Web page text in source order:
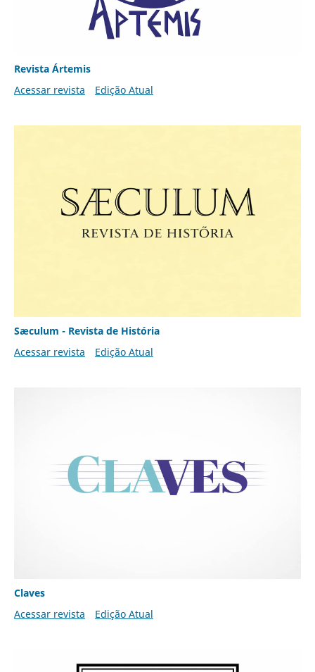
Revista Ártemis
Acessar revista
Edição Atual
Sæculum - Revista de História
Acessar revista
Edição Atual
Claves
Acessar revista
Edição Atual